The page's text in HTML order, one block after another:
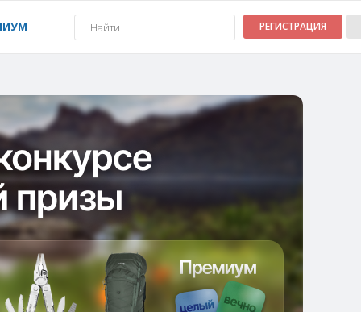
РЕГИСТРАЦИЯ